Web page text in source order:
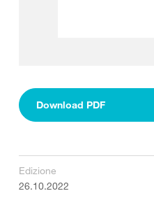
Download PDF
Edizione
26.10.2022